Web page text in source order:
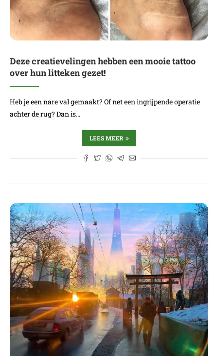
Deze creatievelingen hebben een mooie tattoo
over hun litteken gezet!
Heb je een nare val gemaakt? Of net een ingrijpende operatie
achter de rug? Dan is…
LEES MEER